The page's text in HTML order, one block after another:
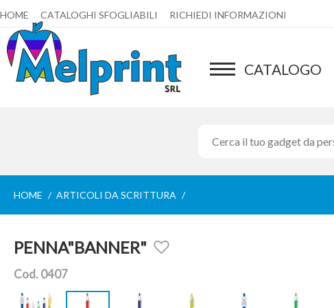
HOME CATALOGHI SFOGLIABILI RICHIEDI INFORMAZIONI
CATALOGO
HOME ARTICOLI DA SCRITTURA
PENNA"BANNER"
Cod. 0407